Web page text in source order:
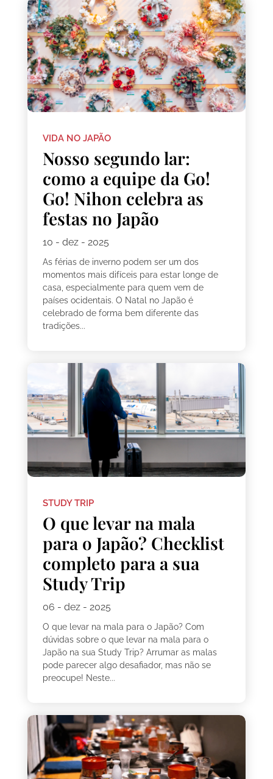
VIDA NO JAPÃO
Nosso segundo lar:
como a equipe da Go!
Go! Nihon celebra as
festas no Japão
10 - dez - 2025
As férias de inverno podem ser um dos
momentos mais difíceis para estar longe de
casa, especialmente para quem vem de
países ocidentais. O Natal no Japão é
celebrado de forma bem diferente das
tradições...
STUDY TRIP
O que levar na mala
para o Japão? Checklist
completo para a sua
Study Trip
06 - dez - 2025
O que levar na mala para o Japão? Com
dúvidas sobre o que levar na mala para o
Japão na sua Study Trip? Arrumar as malas
pode parecer algo desafiador, mas não se
preocupe! Neste...